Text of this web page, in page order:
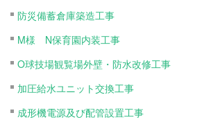
防災備蓄倉庫築造工事
M様 N保育園内装工事
O球技場観覧場外壁・防水改修工事
加圧給水ユニット交換工事
成形機電源及び配管設置工事